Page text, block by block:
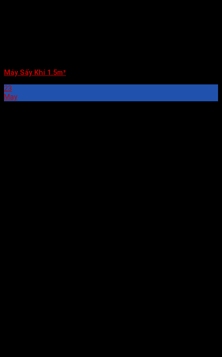
Máy Sấy Khí 1.5m³
23
May